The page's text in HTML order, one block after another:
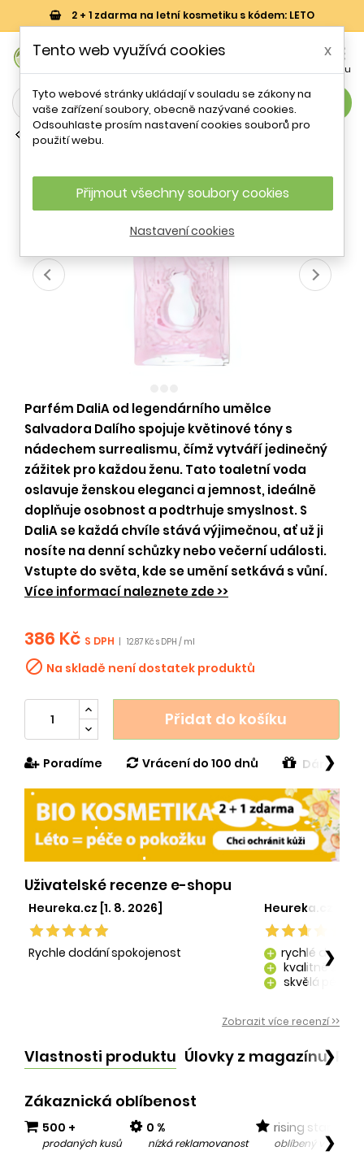
2 + 1 zdarma na letní kosmetiku s kódem: LETO

Menu
search
Toaletní vody (EDT)
Parfém DaliA od legendárního umělce
Salvadora Dalího spojuje květinové tóny s
nádechem surrealismu, čímž vytváří jedinečný
zážitek pro každou ženu. Tato toaletní voda
oslavuje ženskou eleganci a jemnost, ideálně
doplňuje osobnost a podtrhuje smyslnost. S
DaliA se každá chvíle stává výjimečnou, ať už ji
nosíte na denní schůzky nebo večerní události.
Vstupte do světa, kde se umění setkává s vůní.
Více informací naleznete zde >>
386 Kč S DPH 12.87 Kč s DPH / ml
 Na skladě není dostatek produktů
Přidat do košíku
Poradíme Vrácení do 100 dnů Dárek v
❯
Uživatelské recenze e-shopu
Heureka.cz [1. 8. 2026]
Rychle dodání spokojenost
Heureka.cz [29.
add rychlé dodání
add kvalitně
add skvělá péče o
❯
Zobrazit více recenzí >>
Vlastnosti produktu Úlovky z magazínu❯
Zákaznická oblíbenost
500 +
prodaných kusů
0 %
nízká reklamovanost
rising star
oblíbený v❯
Tento web využívá cookies x
Tyto webové stránky ukládají v souladu se zákony na
vaše zařízení soubory, obecně nazývané cookies.
Odsouhlaste prosím nastavení cookies souborů pro
použití webu.
Přijmout všechny soubory cookies
Nastavení cookies